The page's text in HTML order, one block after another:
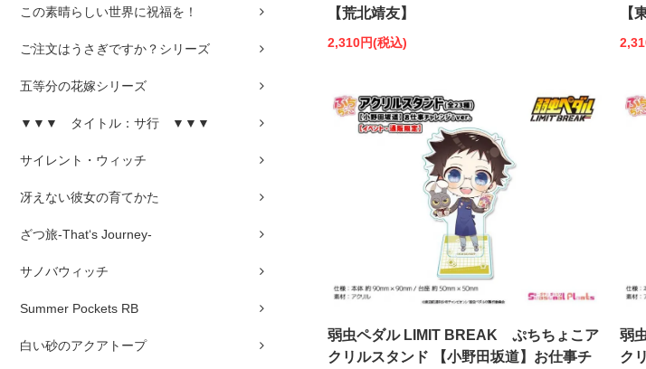
この素晴らしい世界に祝福を！
ご注文はうさぎですか？シリーズ
五等分の花嫁シリーズ
▼▼▼ タイトル：サ行 ▼▼▼
サイレント・ウィッチ
冴えない彼女の育てかた
ざつ旅-That‘s Journey-
サノバウィッチ
Summer Pockets RB
白い砂のアクアトープ
【荒北靖友】
2,310円(税込)
【
弱虫ペダル LIMIT BREAK ぷちちょこア
クリルスタンド 【小野田坂道】お仕事チ
弱
ク